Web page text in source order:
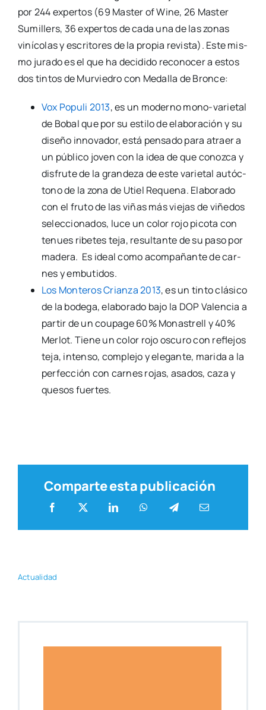
por 244 exper­tos (69 Mas­ter of Wine, 26 Mas­ter
Sumi­llers, 36 exper­tos de cada una de las zonas
viní­co­las y escri­to­res de la pro­pia revis­ta). Este mis­
mo jura­do es el que ha deci­di­do reco­no­cer a estos
dos tin­tos de Mur­vie­dro con Meda­lla de Bron­ce:
Vox Popu­li 2013, es un moderno mono-varie­­tal
de Bobal que por su esti­lo de ela­bo­ra­ción y su
dise­ño inno­va­dor, está pen­sa­do para atraer a
un públi­co joven con la idea de que conoz­ca y
dis­fru­te de la gran­de­za de este varie­tal autóc­
tono de la zona de Utiel Reque­na. Ela­bo­ra­do
con el fru­to de las viñas más vie­jas de viñe­dos
selec­cio­na­dos, luce un color rojo pico­ta con
tenues ribe­tes teja, resul­tan­te de su paso por
made­ra. Es ideal como acom­pa­ñan­te de car­
nes y embu­ti­dos.
Los Mon­te­ros Crian­za 2013, es un tin­to clá­si­co
de la bode­ga, ela­bo­ra­do bajo la DOP Valen­cia a
par­tir de un coupa­ge 60% Monas­trell y 40%
Mer­lot. Tie­ne un color rojo oscu­ro con refle­jos
teja, inten­so, com­ple­jo y ele­gan­te, mari­da a la
per­fec­ción con car­nes rojas, asa­dos, caza y
que­sos fuer­tes.
Comparte esta publicación
Actua­li­dad